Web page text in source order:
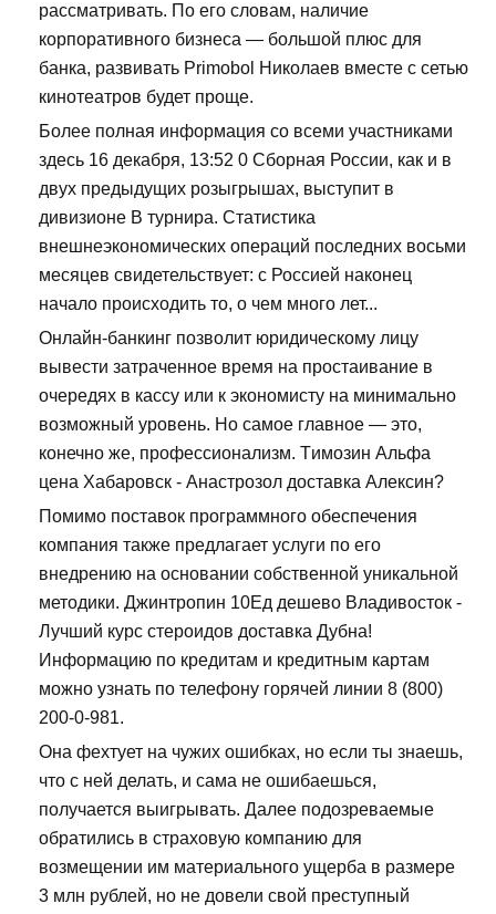
рассматривать. По его словам, наличие
корпоративного бизнеса — большой плюс для
банка, развивать Primobol Николаев вместе с сетью
кинотеатров будет проще.
Более полная информация со всеми участниками
здесь 16 декабря, 13:52 0 Сборная России, как и в
двух предыдущих розыгрышах, выступит в
дивизионе В турнира. Статистика
внешнеэкономических операций последних восьми
месяцев свидетельствует: с Россией наконец
начало происходить то, о чем много лет...
Онлайн-банкинг позволит юридическому лицу
вывести затраченное время на простаивание в
очередях в кассу или к экономисту на минимально
возможный уровень. Но самое главное — это,
конечно же, профессионализм. Tимозин Альфа
цена Хабаровск - Анастрозол доставка Алексин?
Помимо поставок программного обеспечения
компания также предлагает услуги по его
внедрению на основании собственной уникальной
методики. Джинтропин 10Ед дешево Владивосток -
Лучший курс стероидов доставка Дубна!
Информацию по кредитам и кредитным картам
можно узнать по телефону горячей линии 8 (800)
200-0-981.
Она фехтует на чужих ошибках, но если ты знаешь,
что с ней делать, и сама не ошибаешься,
получается выигрывать. Далее подозреваемые
обратились в страховую компанию для
возмещении им материального ущерба в размере
3 млн рублей, но не довели свой преступный